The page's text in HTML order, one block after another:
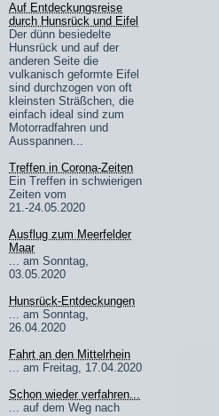
Auf Entdeckungsreise
durch Hunsrück und Eifel
Der dünn besiedelte
Hunsrück und auf der
anderen Seite die
vulkanisch geformte Eifel
sind durchzogen von oft
kleinsten Sträßchen, die
einfach ideal sind zum
Motorradfahren und
Ausspannen...
Treffen in Corona-Zeiten
Ein Treffen in schwierigen
Zeiten vom
21.-24.05.2020
Ausflug zum Meerfelder
Maar
... am Sonntag,
03.05.2020
Hunsrück-Entdeckungen
... am Sonntag,
26.04.2020
Fahrt an den Mittelrhein
... am Freitag, 17.04.2020
Schon wieder verfahren...
... auf dem Weg nach